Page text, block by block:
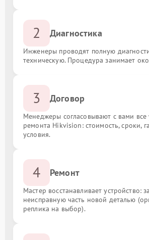
2 Диагностика
Инженеры проводят полную
техническую. Процедура занимает
3 Договор
Менеджеры согласовывают с вами все
ремонта Hikvision: стоимость, сроки,
условия.
4 Ремонт
Мастер восстанавливает устройство:
неисправную часть новой деталью
реплика на выбор).